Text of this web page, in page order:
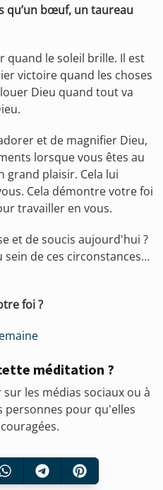
qu’un bœuf, un taureau
quand le soleil brille. Il est
victoire quand les choses
Dieu quand tout va
et de magnifier Dieu,
lorsque vous êtes au
grand plaisir. Cela lui
Cela démontre votre foi
travailler en vous.
et de soucis aujourd'hui ?
sein de ces circonstances…
foi ?
méditation ?
sur les médias sociaux ou à
personnes pour qu'elles